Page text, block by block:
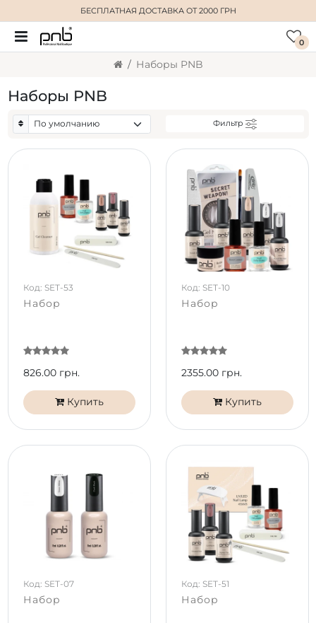
БЕСПЛАТНАЯ ДОСТАВКАОТ 2000 ГРН
0
Наборы PNB
Наборы PNB
Фильтр
Код: SET-53
Набор
826.00 грн.
Купить
Код: SET-10
Набор
2355.00 грн.
Купить
Код: SET-07
Набор
Код: SET-51
Набор